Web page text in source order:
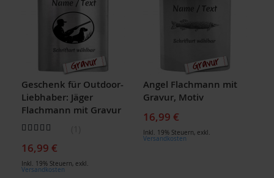
Geschenk für Outdoor-
Liebhaber: Jäger
Flachmann mit Gravur
Bewertung:
16,99 €
Inkl. 19% Steuern, exkl.
Versandkosten
Angel Flachmann mit
Gravur, Motiv
16,99 €
Inkl. 19% Steuern, exkl.
Versandkosten